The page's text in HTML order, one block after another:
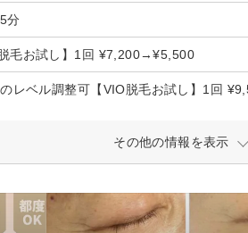
分
毛お試し】1回 ¥7,200→¥5,500
レベル調整可【VIO脱毛お試し】1回
その他の情報を表示